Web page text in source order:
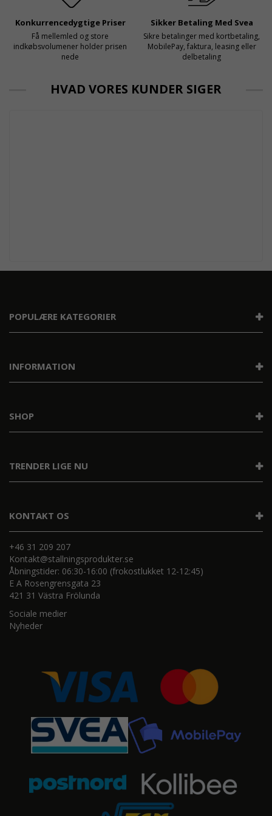
Konkurrencedygtige Priser
Få mellemled og store
indkøbsvolumener holder prisen
nede
Sikker Betaling Med Svea
Sikre betalinger med kortbetaling,
MobilePay, faktura, leasing eller
delbetaling
HVAD VORES KUNDER SIGER
KONTAKT OS
+46 31 209 207
Kontakt@stallningsprodukter.se
Åbningstider: 06:30-16:00 (frokostlukket 12-12:45)
E A Rosengrensgata 23
421 31 Västra Frölunda
Sociale medier
Nyheder
POPULÆRE KATEGORIER
INFORMATION
TRENDER LIGE NU
SHOP